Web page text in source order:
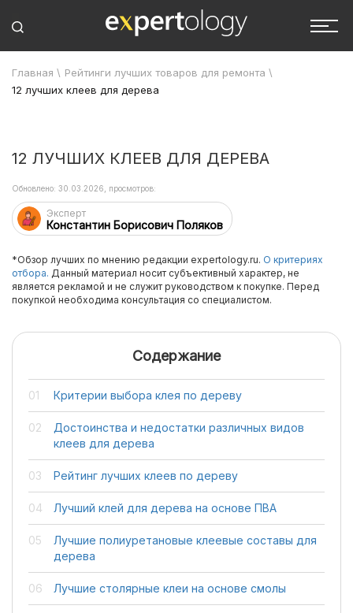
Главная \ Рейтинги лучших товаров для ремонта \
12 лучших клеев для дерева
12 ЛУЧШИХ КЛЕЕВ ДЛЯ ДЕРЕВА
Эксперт
Константин Борисович Поляков
Обновлено: 30.03.2026, просмотров:
*Обзор лучших по мнению редакции expertology.ru. О критериях
отбора. Данный материал носит субъективный характер, не
является рекламой и не служит руководством к покупке. Перед
покупкой необходима консультация со специалистом.
Содержание
Критерии выбора клея по дереву
Достоинства и недостатки различных видов
клеев для дерева
Рейтинг лучших клеев по дереву
Лучший клей для дерева на основе ПВА
Лучшие полиуретановые клеевые составы для
дерева
Лучшие столярные клеи на основе смолы